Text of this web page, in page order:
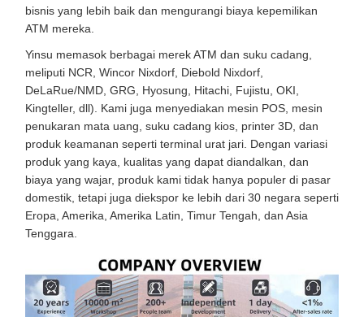
bisnis yang lebih baik dan mengurangi biaya kepemilikan
ATM mereka.
Yinsu memasok berbagai merek ATM dan suku cadang,
meliputi NCR, Wincor Nixdorf, Diebold Nixdorf,
DeLaRue/NMD, GRG, Hyosung, Hitachi, Fujistu, OKI,
Kingteller, dll). Kami juga menyediakan mesin POS, mesin
penukaran mata uang, suku cadang kios, printer 3D, dan
produk keamanan seperti terminal urat jari. Dengan variasi
produk yang kaya, kualitas yang dapat diandalkan, dan
biaya yang wajar, produk kami tidak hanya populer di pasar
domestik, tetapi juga diekspor ke lebih dari 30 negara seperti
Eropa, Amerika, Amerika Latin, Timur Tengah, dan Asia
Tenggara.